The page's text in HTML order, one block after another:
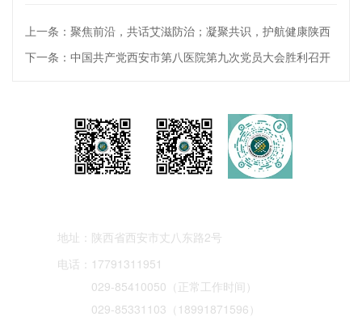
上一条：聚焦前沿，共话艾滋防治；凝聚共识，护航健康陕西
下一条：中国共产党西安市第八医院第九次党员大会胜利召开
地址： 陕西省西安市丈八东路2号
电话： 17791311951
029-85410050（正常工作时间）
029-85331103（18991871596）